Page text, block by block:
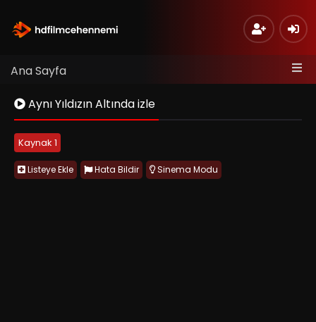
Ana Sayfa
Aynı Yıldızın Altında izle
Kaynak 1
Listeye Ekle Hata Bildir Sinema Modu